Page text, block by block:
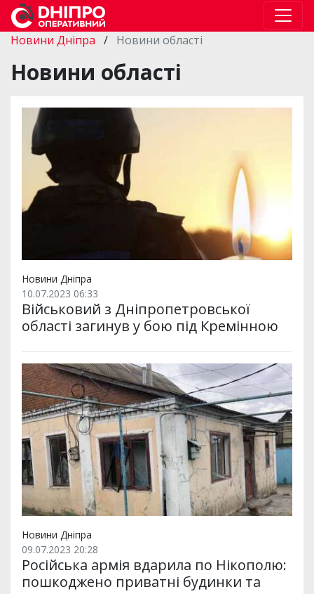
Новини Дніпра / Новини області
Новини області
Новини Дніпра
10.07.2023 06:33
Військовий з Дніпропетровської
області загинув у бою під Кремінною
Новини Дніпра
09.07.2023 20:28
Російська армія вдарила по Нікополю:
пошкоджено приватні будинки та